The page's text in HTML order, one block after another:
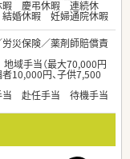
慶弔休暇 連続休
婚休暇 妊婦通院休暇
災保険／薬剤師賠償責
域手当（最大70,000円
10,000円、子供7,500
当 赴任手当 待機手当